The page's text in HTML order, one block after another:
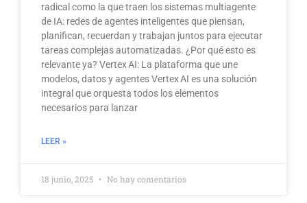
radical como la que traen los sistemas multiagente
de IA: redes de agentes inteligentes que piensan,
planifican, recuerdan y trabajan juntos para ejecutar
tareas complejas automatizadas. ¿Por qué esto es
relevante ya? Vertex AI: La plataforma que une
modelos, datos y agentes Vertex AI es una solución
integral que orquesta todos los elementos
necesarios para lanzar
LEER »
18 junio, 2025 No hay comentarios